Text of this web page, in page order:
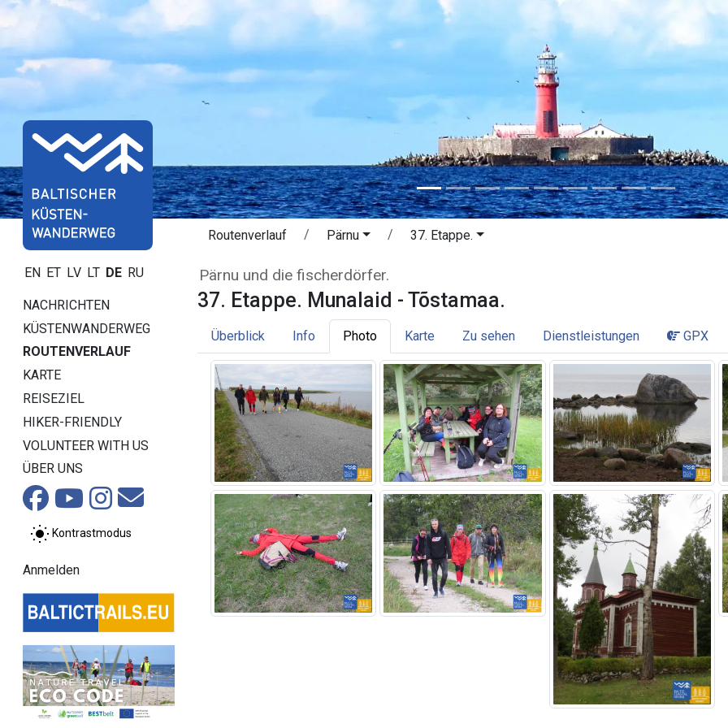
EN ET LV LT DE RU
NACHRICHTEN
KÜSTENWANDERWEG
ROUTENVERLAUF
KARTE
REISEZIEL
HIKER-FRIENDLY
VOLUNTEER WITH US
ÜBER UNS
Kontrastmodus
Anmelden
Routenverlauf Pärnu 37. Etappe.
37. Etappe. Munalaid - Tõstamaa. Pärnu und die
Pärnu und die fischerdörfer.
37. Etappe. Munalaid - Tõstamaa.
Überblick Info Photo Karte Zu sehen Dienstleistungen GPX